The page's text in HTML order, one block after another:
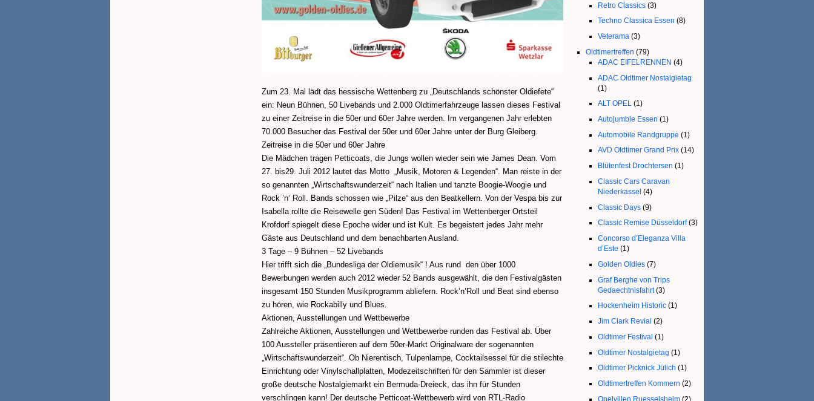
Zum 23. Mal lädt das hessische Wettenberg zu „Deutschlands schönster Oldiefete“
ein: Neun Bühnen, 50 Livebands und 2.000 Oldtimerfahrzeuge lassen dieses Festival
zu einer Zeitreise in die 50er und 60er Jahre werden. Im vergangenen Jahr erlebten
70.000 Besucher das Festival der 50er und 60er Jahre unter der Burg Gleiberg.
Zeitreise in die 50er und 60er Jahre
Die Mädchen tragen Petticoats, die Jungs wollen wieder sein wie James Dean. Vom
27. bis29. Juli 2012 lautet das Motto „Musik, Motoren & Legenden“. Man reiste in der
so genannten „Wirtschaftswunderzeit“ nach Italien und tanzte Boogie-Woogie und
Rock ’n‘ Roll. Bands schossen wie „Pilze“ aus den Beatkellern. Von der Vespa bis zur
Isabella rollte die Reisewelle gen Süden! Das Festival im Wettenberger Ortsteil
Krofdorf spiegelt diese Epoche wider und ist Kult. Es begeistert jedes Jahr mehr
Gäste aus Deutschland und dem benachbarten Ausland.
3 Tage – 9 Bühnen – 52 Livebands
Hier trifft sich die „Bundesliga der Oldiemusik“ ! Aus rund den über 1000
Bewerbungen werden auch 2012 wieder 52 Bands ausgewählt, die den Festivalgästen
insgesamt 150 Stunden Musikprogramm abliefern. Rock’n’Roll und Beat sind ebenso
zu hören, wie Rockabilly und Blues.
Aktionen, Ausstellungen und Wettbewerbe
Zahlreiche Aktionen, Ausstellungen und Wettbewerbe runden das Festival ab. Über
100 Aussteller präsentieren auf dem 50er-Markt Originalware der sogenannten
„Wirtschaftswunderzeit“. Ob Nierentisch, Tulpenlampe, Cocktailsessel für die stilechte
Einrichtung oder Vinylschallplatten, Modezeitschriften für den Sammler ist dieser
große deutsche Nostalgiemarkt ein Bermuda-Dreieck, das ihn für Stunden
verschlingen kann! Der deutsche Petticoat-Wettbewerb wird von RTL-Radio
Retro Classics (3)
Techno Classica Essen (8)
Veterama (3)
Oldtimertreffen (79)
ADAC EIFELRENNEN (4)
ADAC Oldtimer Nostalgietag
(1)
ALT OPEL (1)
Autojumble Essen (1)
Automobile Randgruppe (1)
AVD Oldtimer Grand Prix (14)
Blütenfest Drochtersen (1)
Classic Cars Caravan
Niederkassel (4)
Classic Days (9)
Classic Remise Düsseldorf(3)
Concorso d’Eleganza Villa
d’Este (1)
Golden Oldies (7)
Graf Berghe von Trips
Gedaechtnisfahrt(3)
Hockenheim Historic (1)
Jim Clark Revial (2)
Oldtimer Festival (1)
Oldtimer Nostalgietag (1)
Oldtimer Picknick Jülich (1)
Oldtimertreffen Kommern (2)
Opelvillen Ruesselsheim (2)